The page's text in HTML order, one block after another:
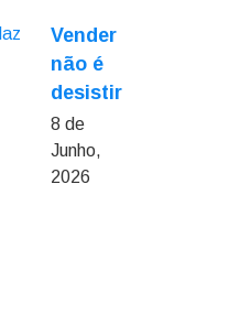
Vender
não é
desistir
8 de
Junho,
2026